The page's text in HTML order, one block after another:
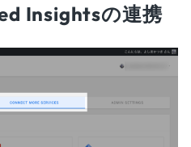
Insightsの連携